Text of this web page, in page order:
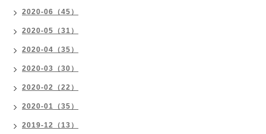
2020-06（45）
2020-05（31）
2020-04（35）
2020-03（30）
2020-02（22）
2020-01（35）
2019-12（13）